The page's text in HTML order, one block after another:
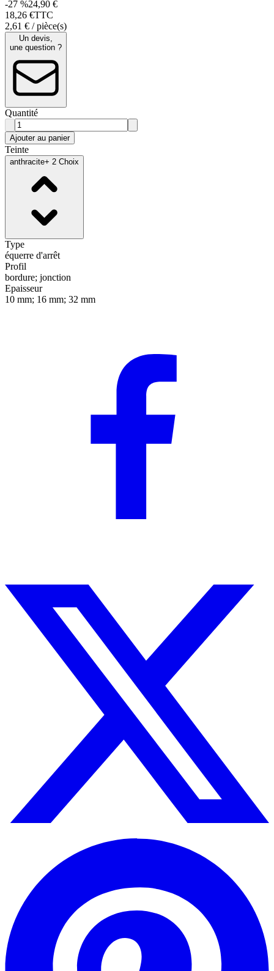
-27 %24,90 €
18,26 €TTC
2,61 € / pièce(s)
Un devis,
une question ?
Quantité
Ajouter au panier
Teinte
anthracite+ 2 Choix
Type
équerre d'arrêt
Profil
bordure; jonction
Epaisseur
10 mm; 16 mm; 32 mm